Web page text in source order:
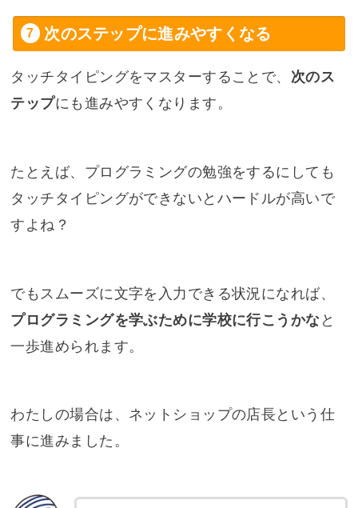
次のステップに進みやすくなる
タッチタイピングをマスターすることで、 次のス
テップにも進みやすくなります。
たとえば、プログラミングの勉強をするにしても
タッチタイピングができないとハードルが高いで
すよね？
でもスムーズに文字を入力できる状況になれば、
プログラミングを学ぶために学校に行こうかな と
一歩進められます。
わたしの場合は、ネットショップの店長という仕
事に進みました。